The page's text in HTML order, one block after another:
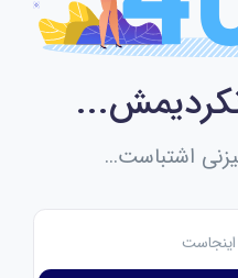
نکردیمش...
اشتباست...